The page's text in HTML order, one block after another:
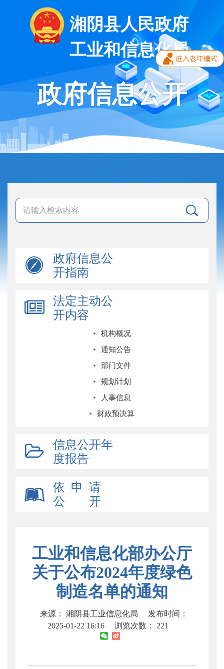
湘阴县人民政府
工业和信息化局
政府信息公开
政府信息公
开指南
法定主动公
开内容
机构概况
通知公告
部门文件
规划计划
人事信息
财政预决算
信息公开年
度报告
依 申 请
公 开
工业和信息化部办公厅
关于公布2024年度绿色
制造名单的通知
来源： 湘阴县工业信息化局
发布时间：
2025-01-22 16:16
浏览次数： 221